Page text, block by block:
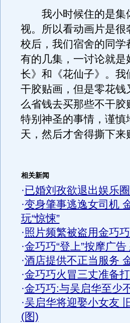
我小时候住的是集
视。所以看动画片是
校后，我们宿舍的同
有的几集，一讨论就
长》和《花仙子》。
干胶贴画，但是零花
么省钱去买那些不干
特别神圣的事情，谨
天，然后才舍得撕下
相关新闻
·已婚刘孜欲退出娱乐
·变身肇事逃逸女司机
玩“惊悚”
·照片频繁被盗用金巧
·金巧巧“登上”按摩广
·酒店提供不正当服务
·金巧巧火冒三丈准备
·金巧巧:与吴启华至少
·吴启华将迎娶小女友
(图)